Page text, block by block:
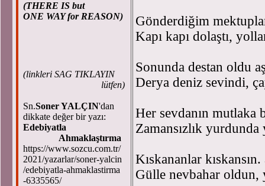
(THERE IS but
ONE WAY for REASON)
(linkleri SAG TIKLAYIN
lütfen)
Sn.Soner YALÇIN'dan
dikkate değer bir yazı:
Edebiyatla
Ahmaklaştırma
https://www.sozcu.com.tr/
2021/yazarlar/soner-yalcin
/edebiyatla-ahmaklastirma
-6335565/
Gönderdiğim
Kapı kapı dolaştı,
Sonunda destan oldu
Derya deniz sevindi,
Her sevdanın mutlaka
Zamansızlık yurdunda
Kıskananlar
Gülle nevbahar oldun,